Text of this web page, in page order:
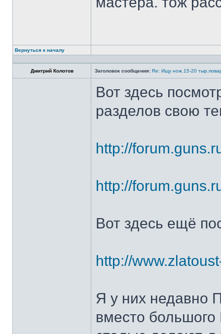
Вернуться к началу
Дмитрий Колотов Заголовок сообщения: Re: Ищу нож.15-20
Вот здесь
разделов свою
http://
http://
Вот здесь ещё
http://
Я у них недавно
вместо